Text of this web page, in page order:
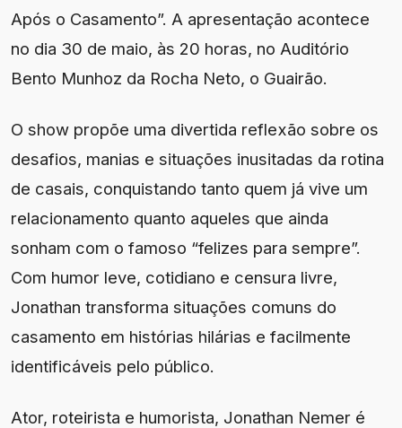
Após o Casamento”. A apresentação acontece
no dia 30 de maio, às 20 horas, no Auditório
Bento Munhoz da Rocha Neto, o Guairão.
O show propõe uma divertida reflexão sobre os
desafios, manias e situações inusitadas da rotina
de casais, conquistando tanto quem já vive um
relacionamento quanto aqueles que ainda
sonham com o famoso “felizes para sempre”.
Com humor leve, cotidiano e censura livre,
Jonathan transforma situações comuns do
casamento em histórias hilárias e facilmente
identificáveis pelo público.
Ator, roteirista e humorista, Jonathan Nemer é